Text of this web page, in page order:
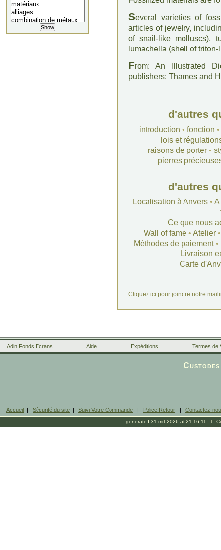
Several varieties of
articles of jewelry,
of snail-like molluscs),
lumachella (shell of
From: An Illustrated
publishers: Thames and
d'autres
introduction • fonction •
lois et
raisons de porter•
pierres
d'autres
Localisation à Anvers• A
Ce que nous
Wall of fame• Atelier
Méthodes de paiement•
Livraison
Carte
Cliquez ici pour joindre notre
Adin Fonds Ecrans Aide Expéditions Termes de
Accueil | Sécurité du site | Suivi Votre Commande | Police Retour | Contactez-
generated 31-mrt-2026 at 21:16:11 l